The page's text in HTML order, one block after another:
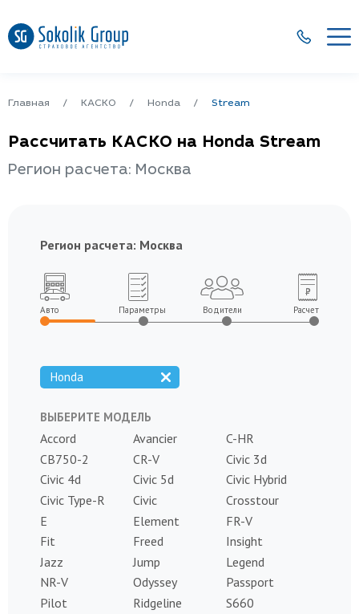
Главная КАСКО Honda Stream
Рассчитать КАСКО на Honda Stream
Регион расчета: Москва
Регион расчета: Москва
Авто Параметры Водители Расчет
Honda
ВЫБЕРИТЕ МОДЕЛЬ
Accord Avancier
C-HR
CB750-2
CR-V
Civic 3d
Civic 4d
Civic 5d
Civic Hybrid
Civic Type-R
Civic
Crosstour
E
Element
FR-V
Fit
Freed
Insight
Jazz
Jump
Legend
NR-V
Odyssey
Passport
Pilot
Ridgeline
S660